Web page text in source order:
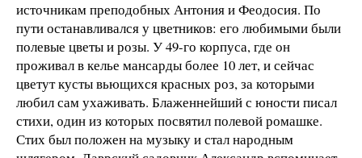
источникам преподобных Антония и Феодосия. По
пути останавливался у цветников: его любимыми были
полевые цветы и розы. У 49-го корпуса, где он
проживал в келье мансарды более 10 лет, и сейчас
цветут кусты вьющихся красных роз, за которыми
любил сам ухаживать. Блаженнейший с юности писал
стихи, один из которых посвятил полевой ромашке.
Стих был положен на музыку и стал народным